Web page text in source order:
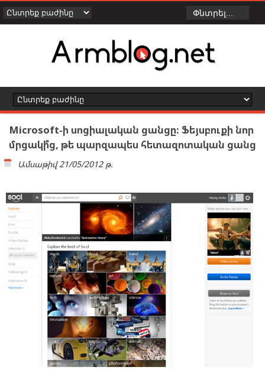
Microsoft-ի սոցիալական ցանցը: Ֆեյսբուքի նոր
մրցակի՞ց, թե պարզապես հետազոտական ցանց
Ամսաթիվ 21/05/2012 թ.